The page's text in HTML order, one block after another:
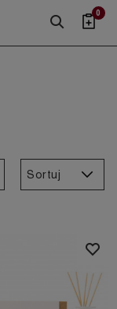
0
Sortuj